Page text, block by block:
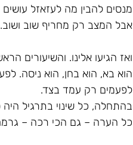
מנסים להבין מה לעזאזל
אבל המצב רק מחריף שוב ושוב.
ואז הגיעו אלינו. והשיעורים
הוא בא, הוא בחן, הוא ניסה.
לפעמים רק עמד בצד.
בהתחלה, כל שינוי בתרגיל היה
כל הערה – גם הכי רכה –